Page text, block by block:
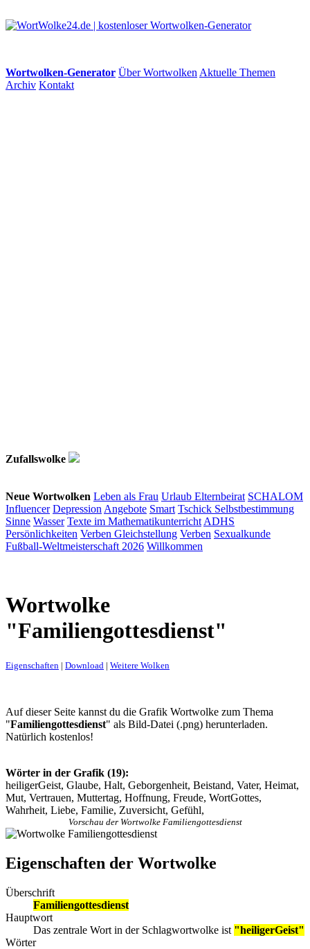
Wortwolken-Generator Über Wortwolken Aktuelle Themen
Archiv Kontakt
Zufallswolke
Neue Wortwolken Leben als Frau Urlaub Elternbeirat SCHALOM
Influencer Depression Angebote Smart Tschick Selbstbestimmung
Sinne Wasser Texte im Mathematikunterricht ADHS
Persönlichkeiten Verben Gleichstellung Verben Sexualkunde
Fußball-Weltmeisterschaft 2026 Willkommen
Wortwolke
"Familiengottesdienst"
Eigenschaften | Download | Weitere Wolken
Auf dieser Seite kannst du die Grafik Wortwolke zum Thema
"Familiengottesdienst" als Bild-Datei (.png) herunterladen.
Natürlich kostenlos!
Wörter in der Grafik (19):
heiligerGeist, Glaube, Halt, Geborgenheit, Beistand, Vater, Heimat,
Mut, Vertrauen, Muttertag, Hoffnung, Freude, WortGottes,
Wahrheit, Liebe, Familie, Zuversicht, Gefühl,
Vorschau der Wortwolke Familiengottesdienst
Eigenschaften der Wortwolke
Überschrift
Familiengottesdienst
Hauptwort
Das zentrale Wort in der Schlagwortwolke ist "heiligerGeist"
Wörter